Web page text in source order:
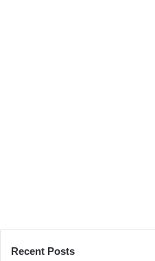
Recent Posts